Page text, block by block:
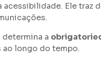
Ele
determina a
ao longo do tempo.